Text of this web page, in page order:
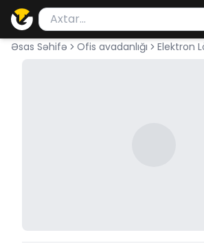
Məhsul axtar
Axtarış üçün ən azı 2 simvol
Əsas Səhifə Ofis avadanlığı Elektron